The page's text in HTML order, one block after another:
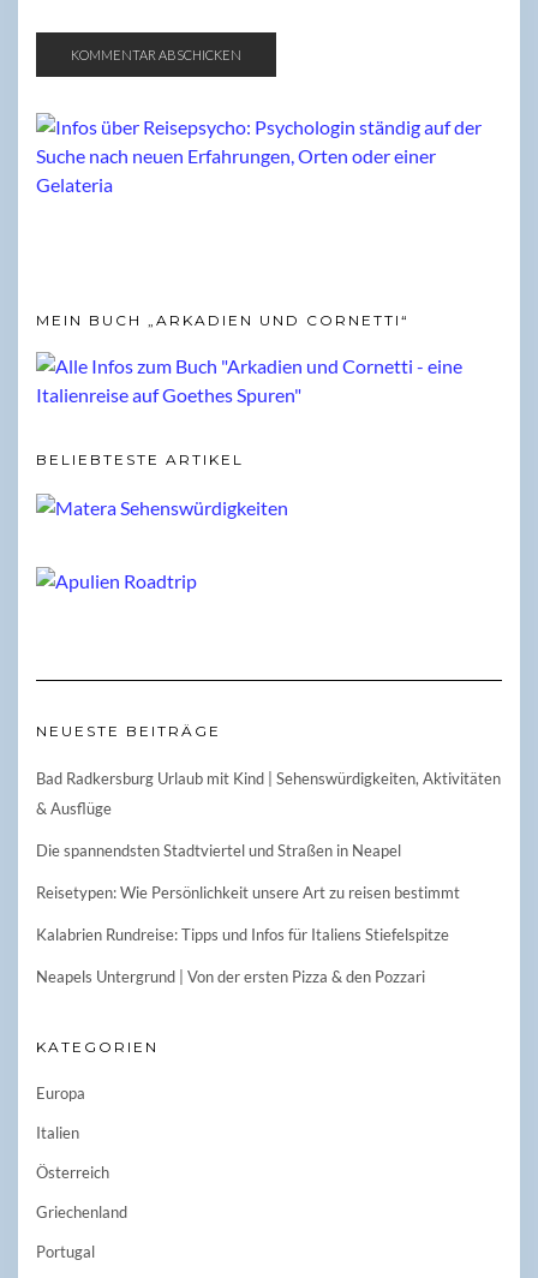
MEIN BUCH „ARKADIEN UND CORNETTI“
BELIEBTESTE ARTIKEL
NEUESTE BEITRÄGE
Bad Radkersburg Urlaub mit Kind | Sehenswürdigkeiten, Aktivitäten
& Ausflüge
Die spannendsten Stadtviertel und Straßen in Neapel
Reisetypen: Wie Persönlichkeit unsere Art zu reisen bestimmt
Kalabrien Rundreise: Tipps und Infos für Italiens Stiefelspitze
Neapels Untergrund | Von der ersten Pizza & den Pozzari
KATEGORIEN
Europa
Italien
Österreich
Griechenland
Portugal